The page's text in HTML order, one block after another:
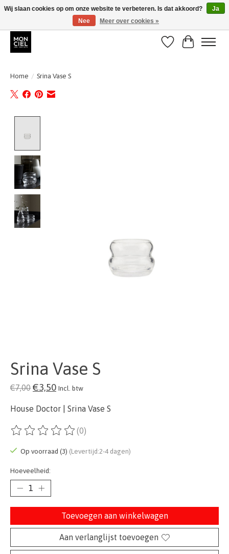
BE + NL : GRATIS VERZENDING van 31/07 t;e.m. 17/8
Verlanglijst
Home / Srina Vase S
Srina Vase S
€7,00 €3,50 Incl. btw
House Doctor | Srina Vase S
De beoordeling van dit product is
(0)
Op voorraad (3) (Levertijd:2-4 dagen)
Hoeveelheid:
Toevoegen aan winkelwagen
Aan verlanglijst toevoegen
Wij slaan cookies op om onze website te verbeteren. Is dat akkoord?
Ja
Nee
Meer over cookies »